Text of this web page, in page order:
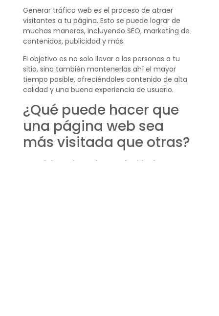
Generar tráfico web es el proceso de atraer
visitantes a tu página. Esto se puede lograr de
muchas maneras, incluyendo SEO, marketing de
contenidos, publicidad y más.
El objetivo es no solo llevar a las personas a tu
sitio, sino también mantenerlas ahí el mayor
tiempo posible, ofreciéndoles contenido de alta
calidad y una buena experiencia de usuario.
¿Qué puede hacer que
una página web sea
más visitada que otras?
Una página web puede ser más visitada que otras